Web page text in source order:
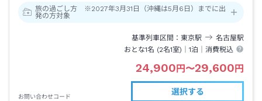
旅の過ごし方 ※2027年3月31日（沖縄は5月6日）までに出
発の方対象
基準列車区間 東京駅 名古屋駅
おとな1名 (2名1室)｜1泊 ｜消費税込
24,900円〜29,600円
お問い合わせコード
選択する